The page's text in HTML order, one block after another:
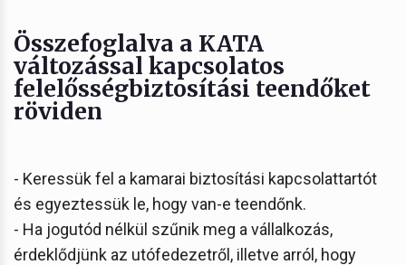
Összefoglalva a KATA
változással kapcsolatos
felelősségbiztosítási teendőket
röviden
- Keressük fel a kamarai biztosítási kapcsolattartót
és egyeztessük le, hogy van-e teendőnk.
- Ha jogutód nélkül szűnik meg a vállalkozás,
érdeklődjünk az utófedezetről, illetve arról, hogy